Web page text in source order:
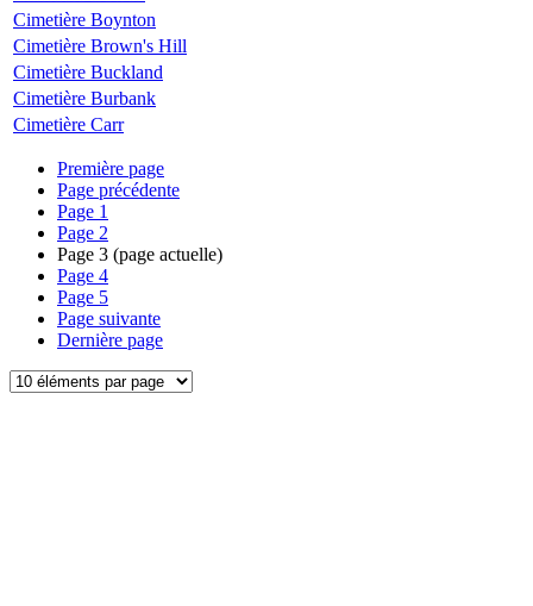
Cimetière Boynton
Cimetière Brown's Hill
Cimetière Buckland
Cimetière Burbank
Cimetière Carr
Première page
Page précédente
Page 1
Page 2
Page 3 (page actuelle)
Page 4
Page 5
Page suivante
Dernière page